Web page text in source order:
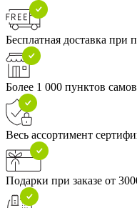
Бесплатная доставка при
Более 1 000 пунктов
Весь ассортимент
Подарки при заказе от